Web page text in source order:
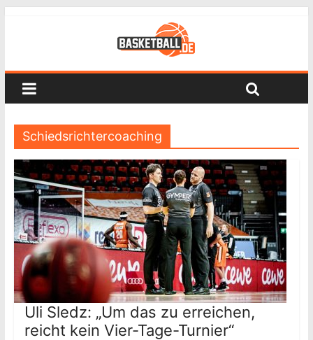
Schiedsrichtercoaching
Uli Sledz: „Um das zu erreichen,
reicht kein Vier-Tage-Turnier“